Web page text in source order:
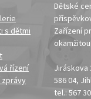
s dětmi
řízení
zprávy
Dětské
Zařízení
Jiráskova
586 04,
tel.: 567